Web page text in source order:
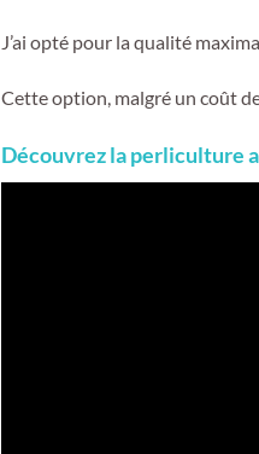
J’ai opté pour la qualité
Cette option, malgré un coût
Découvrez la perliculture